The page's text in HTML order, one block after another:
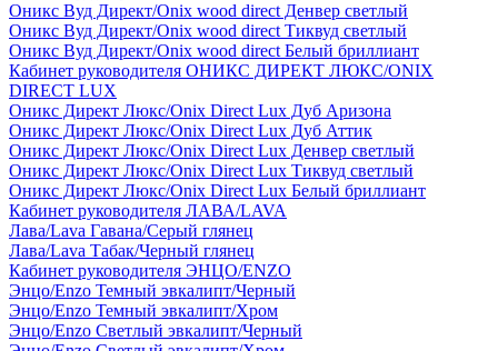
Оникс Вуд Директ/Onix wood direct Денвер светлый
Оникс Вуд Директ/Onix wood direct Тиквуд светлый
Оникс Вуд Директ/Onix wood direct Белый бриллиант
Кабинет руководителя ОНИКС ДИРЕКТ ЛЮКС/ONIX
DIRECT LUX
Оникс Директ Люкс/Onix Direct Lux Дуб Аризона
Оникс Директ Люкс/Onix Direct Lux Дуб Аттик
Оникс Директ Люкс/Onix Direct Lux Денвер светлый
Оникс Директ Люкс/Onix Direct Lux Тиквуд светлый
Оникс Директ Люкс/Onix Direct Lux Белый бриллиант
Кабинет руководителя ЛАВА/LAVA
Лава/Lava Гавана/Серый глянец
Лава/Lava Табак/Черный глянец
Кабинет руководителя ЭНЦО/ENZO
Энцо/Enzo Темный эвкалипт/Черный
Энцо/Enzo Темный эвкалипт/Хром
Энцо/Enzo Светлый эвкалипт/Черный